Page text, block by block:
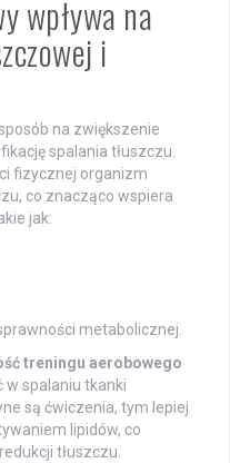
wpływa na
i
na zwiększenie
spalania tłuszczu.
fizycznej organizm
co znacząco wspiera
jak:
metabolicznej.
treningu aerobowego
w spalaniu tkanki
są ćwiczenia, tym lepiej
lipidów, co
tłuszczu.